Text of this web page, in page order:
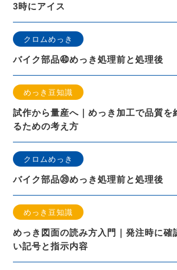
3時にアイス
クロムめっき
バイク部品㊵めっき処理前と処理後
めっき豆知識
試作から量産へ｜めっき加工で品質を
るための考え方
クロムめっき
バイク部品㊴めっき処理前と処理後
めっき豆知識
めっき図面の読み方入門｜発注時に確
い記号と指示内容